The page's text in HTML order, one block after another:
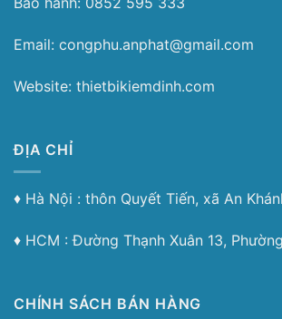
Email: congphu.anphat@gmail.com
Website: thietbikiemdinh.com
ĐỊA CHỈ
♦︎ Hà Nội : thôn Quyết Tiến, xã An
♦︎ HCM : Đường Thạnh Xuân 13,
CHÍNH SÁCH BÁN HÀNG